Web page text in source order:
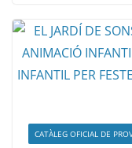
CATÀLEG OFICIAL DE